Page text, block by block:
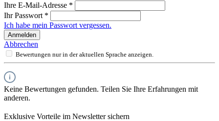
Ihre E-Mail-Adresse *
Ihr Passwort *
Ich habe mein Passwort vergessen.
Anmelden
Abbrechen
Bewertungen nur in der aktuellen Sprache anzeigen.
Keine Bewertungen gefunden. Teilen Sie Ihre Erfahrungen mit
anderen.
Exklusive Vorteile im Newsletter sichern